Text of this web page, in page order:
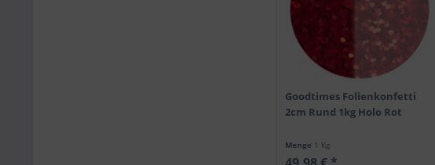
Goodtimes Folienkonfetti
2cm Rund 1kg Holo Rot
Menge 1 Kg